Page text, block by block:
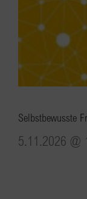
Selbstbewusste
5.11.2026 @